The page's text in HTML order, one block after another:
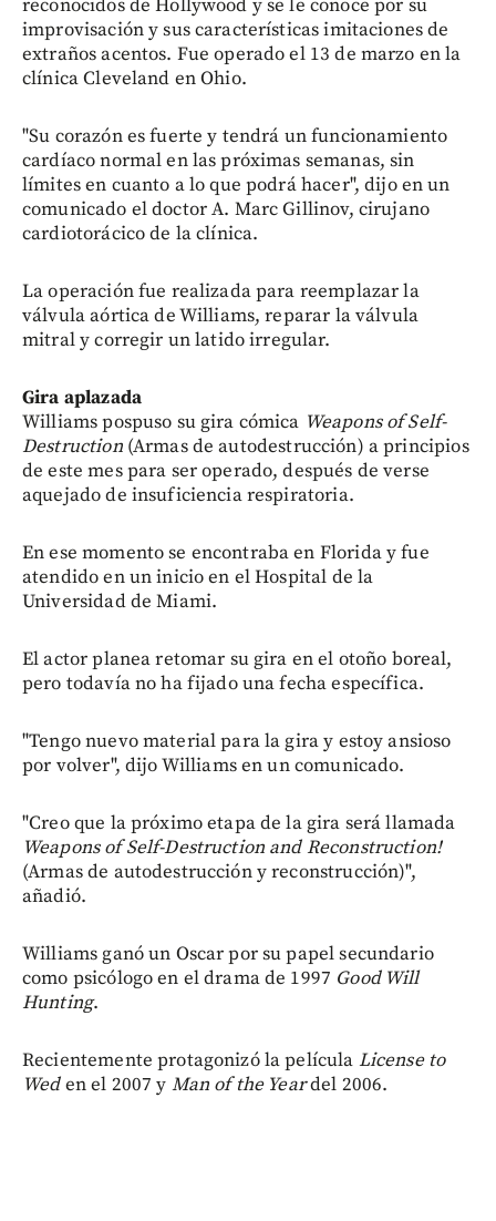
reconocidos de Hollywood y se le conoce por su
improvisación y sus características imitaciones de
extraños acentos. Fue operado el 13 de marzo en la
clínica Cleveland en Ohio.
"Su corazón es fuerte y tendrá un funcionamiento
cardíaco normal en las próximas semanas, sin
límites en cuanto a lo que podrá hacer", dijo en un
comunicado el doctor A. Marc Gillinov, cirujano
cardiotorácico de la clínica.
La operación fue realizada para reemplazar la
válvula aórtica de Williams, reparar la válvula
mitral y corregir un latido irregular.
Gira aplazada
Williams pospuso su gira cómica Weapons of Self-
Destruction(Armas de autodestrucción) a principios
de este mes para ser operado, después de verse
aquejado de insuficiencia respiratoria.
En ese momento se encontraba en Florida y fue
atendido en un inicio en el Hospital de la
Universidad de Miami.
El actor planea retomar su gira en el otoño boreal,
pero todavía no ha fijado una fecha específica.
"Tengo nuevo material para la gira y estoy ansioso
por volver", dijo Williams en un comunicado.
"Creo que la próximo etapa de la gira será llamada
Weapons of Self-Destruction and Reconstruction!
(Armas de autodestrucción y reconstrucción)",
añadió.
Williams ganó un Oscar por su papel secundario
como psicólogo en el drama de 1997 Good Will
Hunting.
Recientemente protagonizó la película License to
Weden el 2007 y Man of the Yeardel 2006.